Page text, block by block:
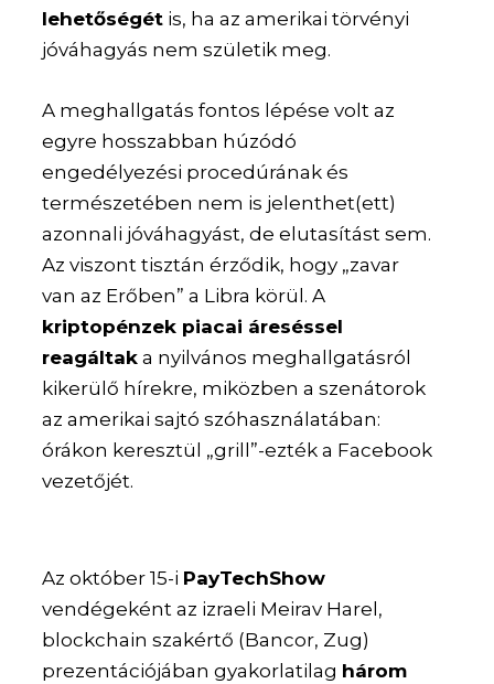
lehetőségét is, ha az amerikai törvényi
jóváhagyás nem születik meg.
A meghallgatás fontos lépése volt az
egyre hosszabban húzódó
engedélyezési procedúrának és
természetében nem is jelenthet(ett)
azonnali jóváhagyást, de elutasítást sem.
Az viszont tisztán érződik, hogy „zavar
van az Erőben” a Libra körül. A
kriptopénzek piacai áreséssel
reagáltak a nyilvános meghallgatásról
kikerülő hírekre, miközben a szenátorok
az amerikai sajtó szóhasználatában:
órákon keresztül „grill”-ezték a Facebook
vezetőjét.
Az október 15-i PayTechShow
vendégeként az izraeli Meirav Harel,
blockchain szakértő (Bancor, Zug)
prezentációjában gyakorlatilag három